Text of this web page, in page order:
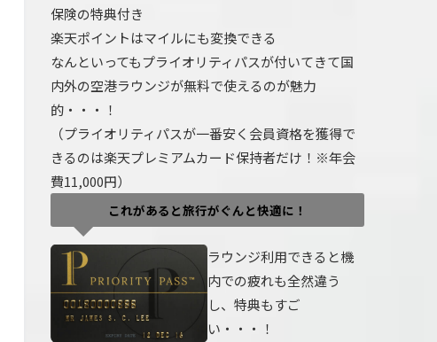
保険の特典付き
楽天ポイントはマイルにも変換できる
なんといってもプライオリティパスが付いてきて国
内外の空港ラウンジが無料で使えるのが魅力
的・・・！
（プライオリティパスが一番安く会員資格を獲得で
きるのは楽天プレミアムカード保持者だけ！※年会
費11,000円）
これがあると旅行がぐんと快適に！
ラウンジ利用できると機
内での疲れも全然違う
し、特典もすご
い・・・！